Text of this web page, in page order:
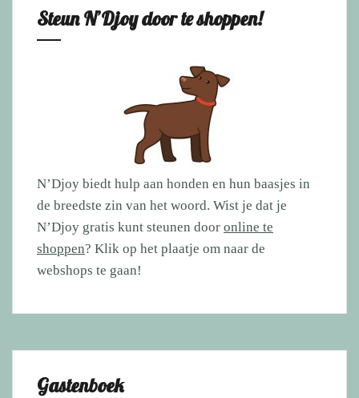
Steun N’Djoy door te shoppen!
N’Djoy biedt hulp aan honden en hun baasjes in
de breedste zin van het woord. Wist je dat je
N’Djoy gratis kunt steunen door online te
shoppen? Klik op het plaatje om naar de
webshops te gaan!
Gastenboek